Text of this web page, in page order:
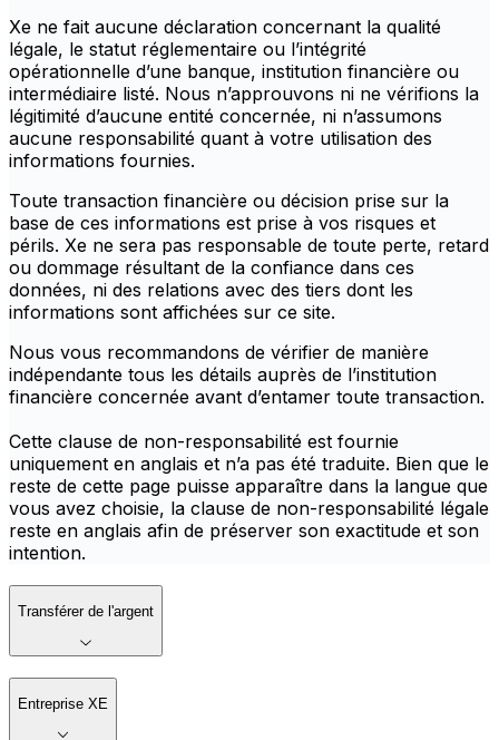
Xe ne fait aucune déclaration concernant la qualité
légale, le statut réglementaire ou l’intégrité
opérationnelle d’une banque, institution financière ou
intermédiaire listé. Nous n’approuvons ni ne vérifions la
légitimité d’aucune entité concernée, ni n’assumons
aucune responsabilité quant à votre utilisation des
informations fournies.
Toute transaction financière ou décision prise sur la
base de ces informations est prise à vos risques et
périls. Xe ne sera pas responsable de toute perte, retard
ou dommage résultant de la confiance dans ces
données, ni des relations avec des tiers dont les
informations sont affichées sur ce site.
Nous vous recommandons de vérifier de manière
indépendante tous les détails auprès de l’institution
financière concernée avant d’entamer toute transaction.
Cette clause de non-responsabilité est fournie
uniquement en anglais et n’a pas été traduite. Bien que le
reste de cette page puisse apparaître dans la langue que
vous avez choisie, la clause de non-responsabilité légale
reste en anglais afin de préserver son exactitude et son
intention.
Transférer de l'argent
Entreprise XE